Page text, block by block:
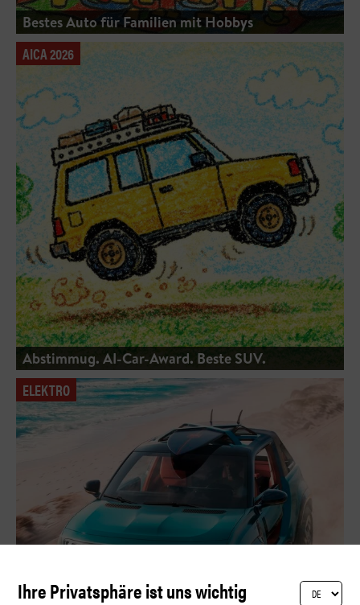
Bestes Auto für Familien mit Hobbys
AICA 2026
Abstimmug. AI-Car-Award. Beste SUV.
ELEKTRO
Ihre Privatsphäre ist uns wichtig